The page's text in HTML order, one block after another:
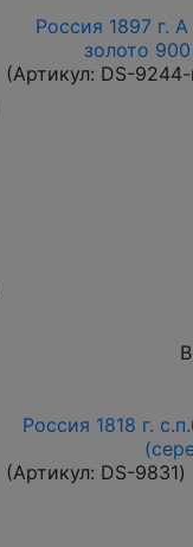
Россия 1897 г.
золото
(Артикул: DS-
Россия 1818 г.
(Артикул: DS-9831)